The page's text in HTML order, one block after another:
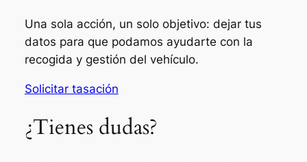
Una sola acción, un solo objetivo: dejar tus
datos para que podamos ayudarte con la
recogida y gestión del vehículo.
Solicitar tasación
¿Tienes dudas?